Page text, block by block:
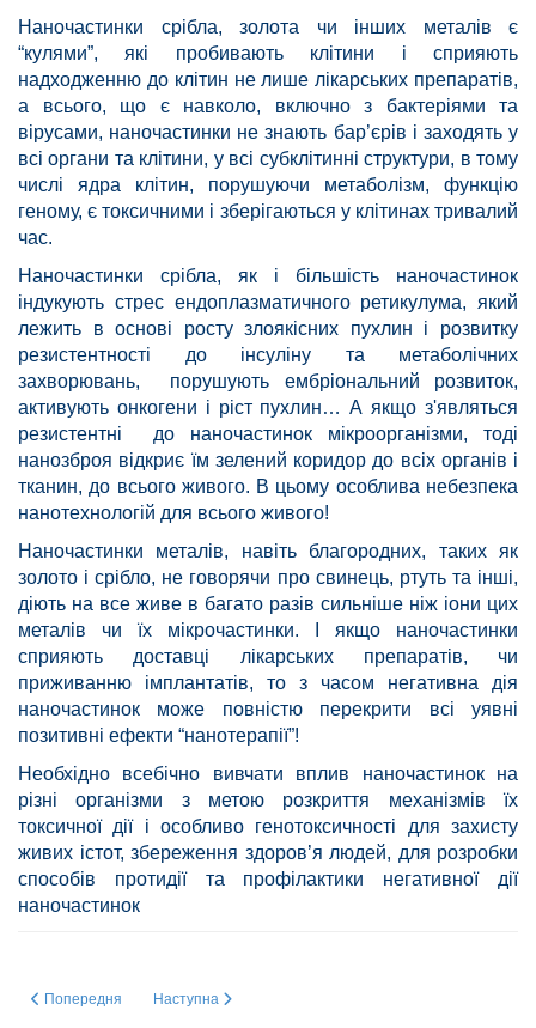
Наночастинки срібла, золота чи інших металів є
“кулями”, які пробивають клітини і сприяють
надходженню до клітин не лише лікарських препаратів,
а всього, що є навколо, включно з бактеріями та
вірусами, наночастинки не знають бар’єрів і заходять у
всі органи та клітини, у всі субклітинні структури, в тому
числі ядра клітин, порушуючи метаболізм, функцію
геному, є токсичними і зберігаються у клітинах тривалий
час.
Наночастинки срібла, як і більшість наночастинок
індукують стрес ендоплазматичного ретикулума, який
лежить в основі росту злоякісних пухлин і розвитку
резистентності до інсуліну та метаболічних
захворювань, порушують ембріональний розвиток,
активують онкогени і ріст пухлин… А якщо з'являться
резистентні до наночастинок мікроорганізми, тоді
нанозброя відкриє їм зелений коридор до всіх органів і
тканин, до всього живого. В цьому особлива небезпека
нанотехнологій для всього живого!
Наночастинки металів, навіть благородних, таких як
золото і срібло, не говорячи про свинець, ртуть та інші,
діють на все живе в багато разів сильніше ніж іони цих
металів чи їх мікрочастинки. І якщо наночастинки
сприяють доставці лікарських препаратів, чи
приживанню імплантатів, то з часом негативна дія
наночастинок може повністю перекрити всі уявні
позитивні ефекти “нанотерапії”!
Необхідно всебічно вивчати вплив наночастинок на
різні організми з метою розкриття механізмів їх
токсичної дії і особливо генотоксичності для захисту
живих істот, збереження здоров’я людей, для розробки
способів протидії та профілактики негативної дії
наночастинок
Попередня стаття: Експресія генів протеаз у клітинах гліоми лінії U87
Попередня Наступна стаття: РОЛЬ СИГНАЛЬНОГО ШЛЯХУ
Наступна